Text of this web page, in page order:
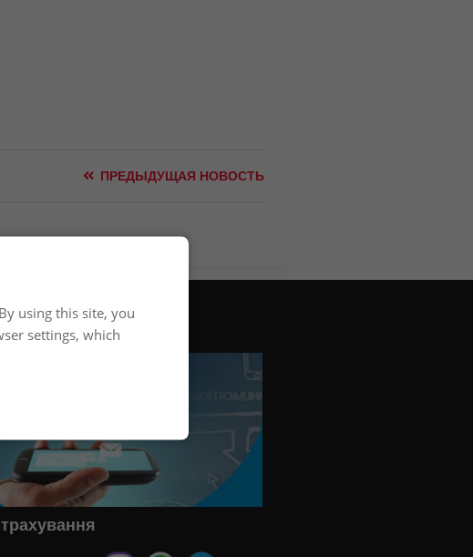
ПРЕДЫДУЩАЯ НОВОСТЬ
using this site, you
settings, which